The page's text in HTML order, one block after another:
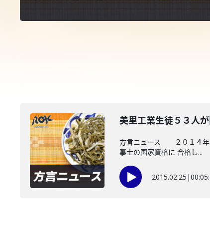
美里工業生徒５３人
方言ニュース ２０１４年
事士の国家資格に 合格し...
2015.02.25 |